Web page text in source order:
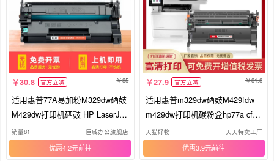
30.8 官方立减 35
适用惠普77A易加粉M329dw硒鼓
M429dw打印机硒鼓 HP LaserJet
Pro MFP M329dn M429fdw/fdn
一体机墨盒CF277A/X
销量81 巨威办公旗舰店
优惠4.2元
27.9 官方立减 31.8
适用惠普m329dw硒鼓M429fdw
m429dw打印机碳粉盒hp77a cf27
7a碳粉m305d m405d/dn墨粉盒L
aserJet Pro m429fdn
天猫好物 天天特卖工厂
优惠3.9元